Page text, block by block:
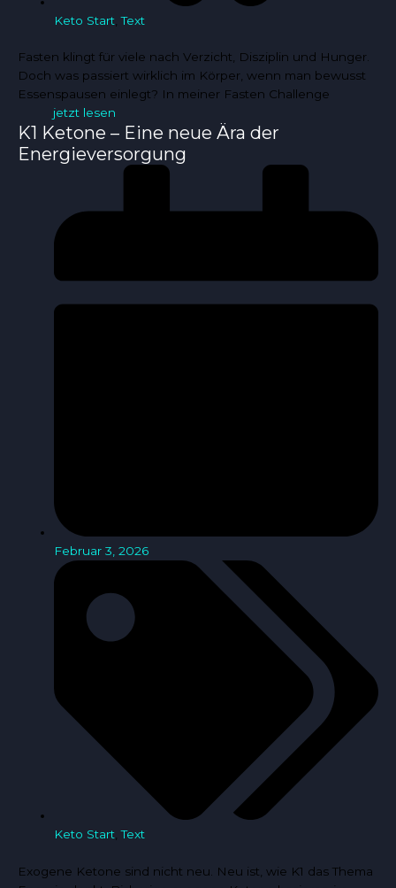
Keto Start ,Text
Fasten klingt für viele nach Verzicht, Disziplin und Hunger.
Doch was passiert wirklich im Körper, wenn man bewusst
Essenspausen einlegt? In meiner Fasten Challenge
jetzt lesen
K1 Ketone – Eine neue Ära der
Energieversorgung
Februar 3, 2026
Keto Start ,Text
Exogene Ketone sind nicht neu. Neu ist, wie K1 das Thema